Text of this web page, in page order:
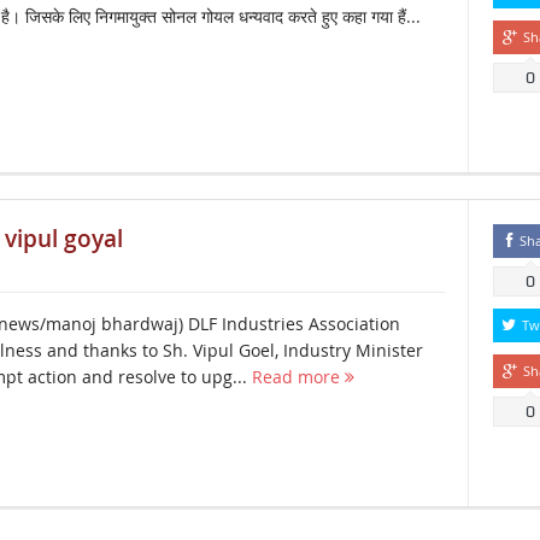
जिसके लिए निगमायुक्त सोनल गोयल धन्यवाद करते हुए कहा गया हैं...
0
goyal
manoj bhardwaj) DLF Industries Association
and thanks to Sh. Vipul Goel, Industry Minister
action and resolve to upg... Read more
0
0